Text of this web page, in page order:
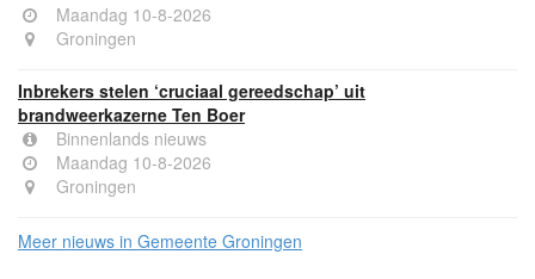
Maandag 10-8-2026
Groningen
Inbrekers stelen ‘cruciaal gereedschap’ uit
brandweerkazerne Ten Boer
Binnenlands nieuws
Maandag 10-8-2026
Groningen
Meer nieuws in Gemeente Groningen